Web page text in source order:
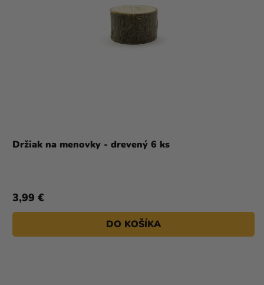
Držiak na menovky - drevený 6 ks
3,99 €
DO KOŠÍKA